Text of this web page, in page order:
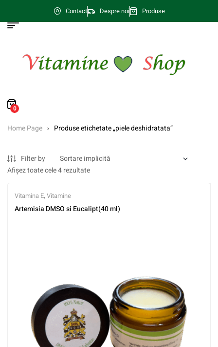
Contact Despre noi Produse
0
Home Page Produse etichetate „piele deshidratata”
Filter by
Afișez toate cele 4 rezultate
Vitamina E, Vitamine
Artemisia DMSO si Eucalipt(40 ml)